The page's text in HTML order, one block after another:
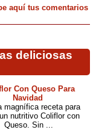
aquí tus comentarios
deliciosas
Con Queso Para
Navidad
magnífica receta para
nutritivo Coliflor con
Queso. Sin ...